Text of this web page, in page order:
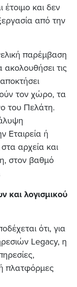
και δεν
από την
παρέμβαση
τις
τον χώρο, τα
του Πελάτη.
Εταιρεία ή
αρχεία και
στον βαθμό
λογισμικού
ότι, για
Legacy, η
πλατφόρμες